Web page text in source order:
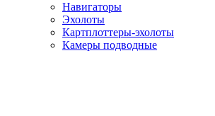
Навигаторы
Эхолоты
Картплоттеры-эхолоты
Камеры подводные